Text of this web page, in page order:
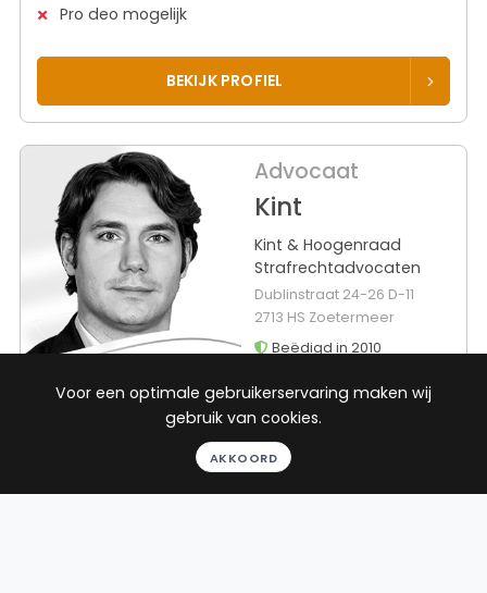
Pro deo mogelijk
BEKIJK PROFIEL
Advocaat
Kint
Kint & Hoogenraad
Strafrechtadvocaten
Dublinstraat 24-26 D-11
2713 HS Zoetermeer
Beëdigd in 2010
Rechtsgebieden Werkgebied
Numansdorp
Voor een optimale gebruikerservaring maken wij
gebruik van cookies.
AKKOORD